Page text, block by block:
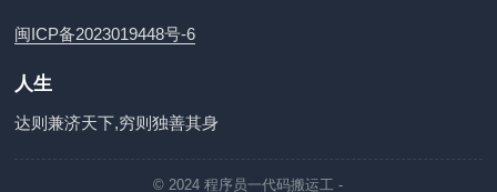
闽ICP备2023019448号-6
人生
达则兼济天下,穷则独善其身
© 2024程序员一代码搬运工 -